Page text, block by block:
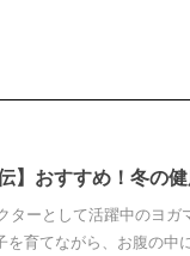
】おすすめ！冬の
ターとして活躍中のヨ
を育てながら、お腹の中